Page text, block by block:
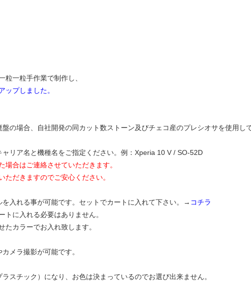
粒一粒手作業で制作し、
ップしました。
の場合、自社開発の同カット数ストーン及びチェコ産のプレシオサを使用し
リア名と機種名をご指定ください。例：Xperia 10 V / SO-52D
合はご連絡させていただきます。
ただきますのでご安心ください。
入れる事が可能です。セットでカートに入れて下さい。→ コチラ
に入れる必要はありません。
カラーでお入れ致します。
メラ撮影が可能です。
スチック）になり、お色は決まっているのでお選び出来ません。